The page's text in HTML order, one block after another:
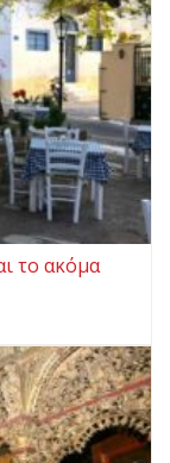
το ακόμα